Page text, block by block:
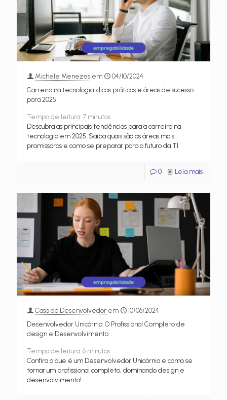
Michele Menezes em
04/10/2024
Carreira na tecnologia: dicas práticas e áreas de sucesso
para 2025
Tempo de leitura: 7 minutos
Descubra as principais tendências para a carreira na
tecnologia em 2025. Saiba quais são as áreas mais
promissoras e como se preparar para o futuro da TI.
0 Leia mais
Casa do Desenvolvedor em
10/06/2024
Desenvolvedor Unicórnio: O Profissional Completo de
design e Desenvolvimento
Tempo de leitura: 6 minutos
Confira o que é um Desenvolvedor Unicórnio e como se
tornar um profissional completo, dominando design e
desenvolvimento!